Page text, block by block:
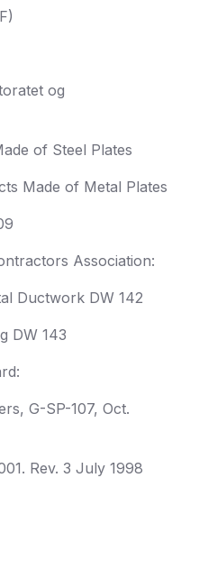
og
of Steel Plates
Made of Metal Plates
Association:
Ductwork DW 142
DW 143
G-SP-107, Oct.
Rev. 3 July 1998